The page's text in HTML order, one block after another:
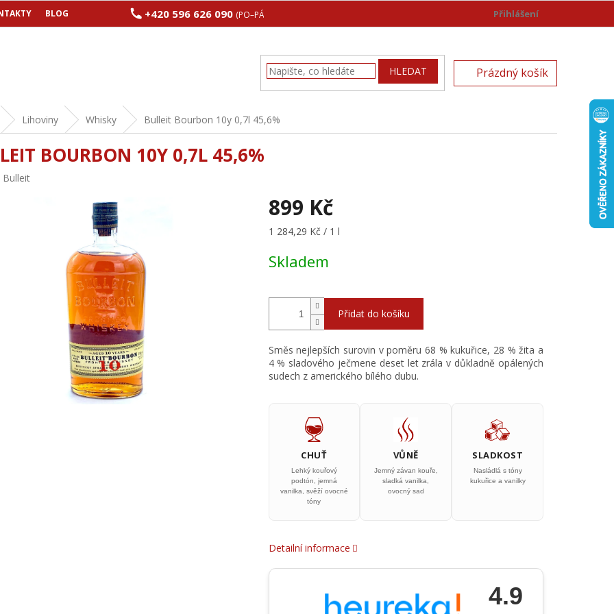
BLOG +420 596 626 090 (PO–PÁ 8:00–17:00) Přihlášení
HLEDAT
NÁKUPNÍ
KOŠÍK
Prázdný košík
Lihoviny Whisky Bulleit Bourbon 10y 0,7l 45,6%
BOURBON 10Y 0,7L 45,6%
Bulleit
899 Kč
Měrná
1 284,29 Kč / 1 l
Skladem
Přidat do košíku
Směs nejlepších surovin v poměru 68 % kukuřice, 28 % žita a
4 % sladového ječmene deset let zrála v důkladně opálených
sudech z amerického bílého dubu.
CHUŤ
Lehký kouřový
podtón, jemná
vanilka, svěží ovocné
tóny
VŮNĚ
Jemný závan kouře,
sladká vanilka,
ovocný sad
SLADKOST
Nasládlá s tóny
kukuřice a vanilky
Detailní informace
4.9